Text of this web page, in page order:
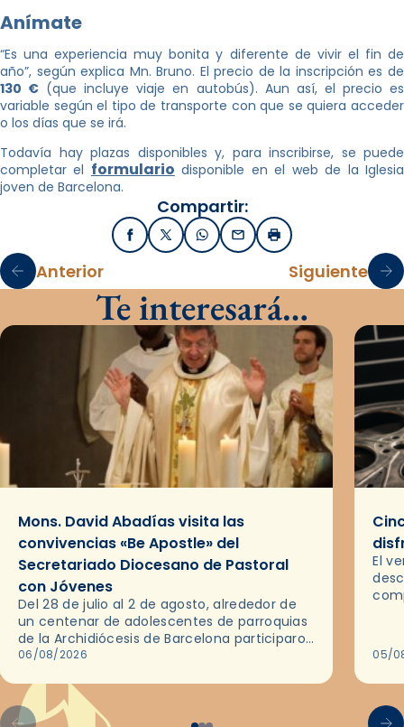
Anímate
“Es una experiencia muy bonita y diferente de vivir el fin de
año”, según explica Mn. Bruno. El precio de la inscripción es de
130 € (que incluye viaje en autobús). Aun así, el precio es
variable según el tipo de transporte con que se quiera acceder
o los días que se irá.
Todavía hay plazas disponibles y, para inscribirse, se puede
completar el formulario disponible en el web de la Iglesia
joven de Barcelona.
Compartir:
FacebookX / TwitterWhatsApp
EmailImprimir
Anterior Siguiente
Te interesará…
Mons. David Abadías visita las
convivencias «Be Apostle» del
Secretariado Diocesano de Pastoral
con Jóvenes
Del 28 de julio al 2 de agosto, alrededor de
un centenar de adolescentes de parroquias
de la Archidiócesis de Barcelona participaron
en las convivencias Be Apostle, organizadas
06/08/2026
El
05/